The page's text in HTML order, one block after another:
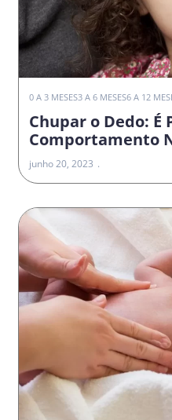
0 A 3 MESES3 A 6 MESES6 A 12
Chupar o Dedo:
Comportamento
junho 20, 2023